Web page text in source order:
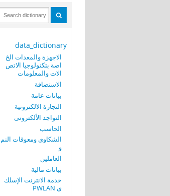
data_dictionary
الاجهزة والمعدات الخ
اصة بتكنولوجيا الاتص
الات والمعلومات
الاستضافة
بيانات عامة
التجارة الالكترونية
التواجد الألكترونى
الحاسب
الشكاوى ومعوقات النم
و
العاملين
بيانات مالية
خدمة الانترنت الإسلك
ى PWLAN